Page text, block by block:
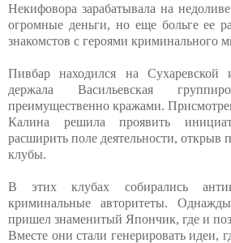
Некифовора зарабатывала на
огромные деньги, но еще больге ее
знакомстов с героями криминального
Пивбар находился на
держала Васильевская
преимущественно кражами.
Калина решила проявить
расширить поле деятельности, открыв
клубы.
В этих клубах собирались
криминальные авторитеты.
пришел знаменитый Япончик, где и
Вместе они стали генерировать идеи,